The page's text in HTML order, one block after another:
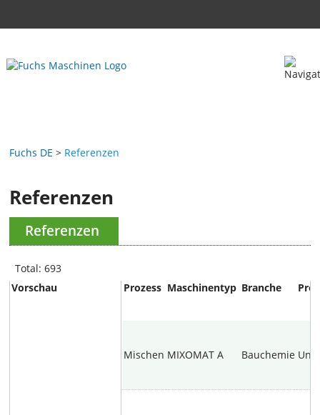
Fuchs DE Referenzen
Referenzen
Referenzen
Total: 693
Prozess Maschinentyp Branche
Mischen MIXOMAT A Bauchemie
Vorschau